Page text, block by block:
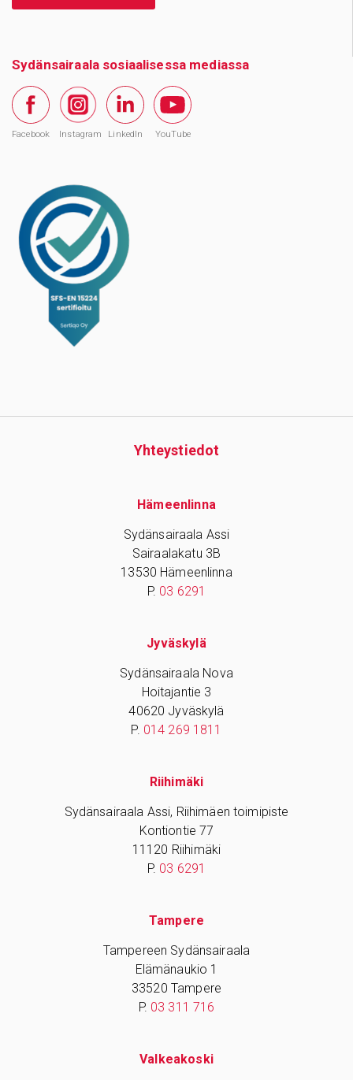
Sydänsairaala sosiaalisessa mediassa
Facebook Instagram LinkedIn YouTube
Yhteys­tiedot
Hämeenlinna
Sydänsairaala Assi
Sairaalakatu 3B
13530 Hämeenlinna
P. 03 6291
Jyväskylä
Sydänsairaala Nova
Hoitajantie 3
40620 Jyväskylä
P. 014 269 1811
Riihimäki
Sydänsairaala Assi, Riihimäen toimipiste
Kontiontie 77
11120 Riihimäki
P. 03 6291
Tampere
Tampereen Sydänsairaala
Elämänaukio 1
33520 Tampere
P. 03 311 716
Valkeakoski